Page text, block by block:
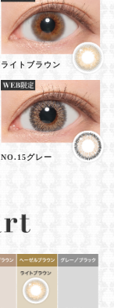
ライトブラウン
NO.15グレー